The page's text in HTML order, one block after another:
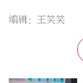
编辑：王笑笑